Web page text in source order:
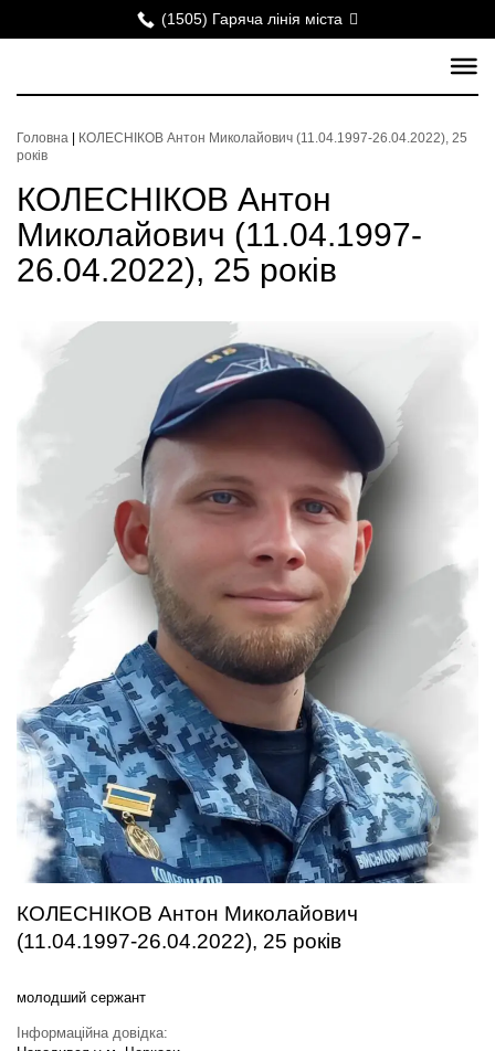
(1505) Гаряча лінія міста
Головна
КОЛЕСНІКОВ Антон Миколайович (11.04.1997-26.04.2022), 25
років
КОЛЕСНІКОВ Антон
Миколайович (11.04.1997-
26.04.2022), 25 років
КОЛЕСНІКОВ Антон Миколайович
(11.04.1997-26.04.2022), 25 років
молодший сержант
Інформаційна довідка: